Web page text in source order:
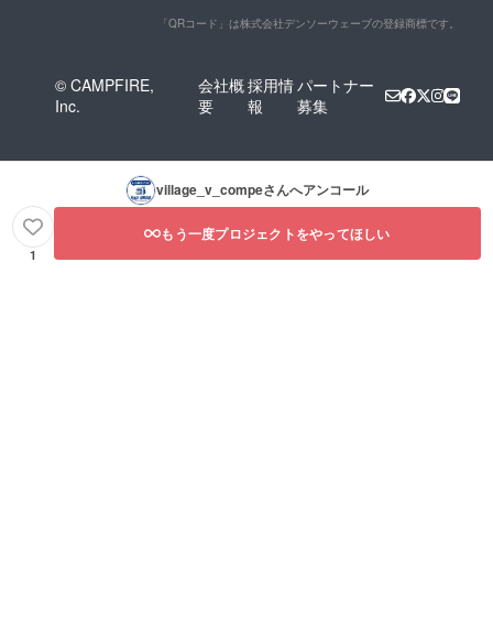
「QRコード」は株式会社デンソーウェーブの登録商標です。
© CAMPFIRE,
Inc.
会社概
要
採用情
報
パートナー
募集
village_v_compeさんへアンコール
1
もう一度プロジェクトをやってほしい